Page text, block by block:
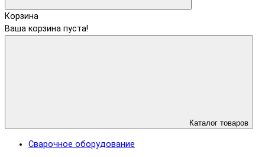
Корзина
Ваша корзина пуста!
Каталог товаров
Сварочное оборудование